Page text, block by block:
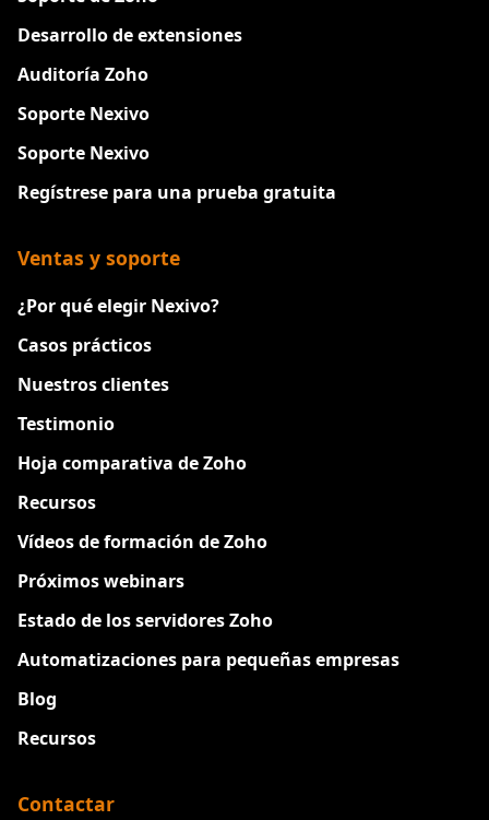
Desarrollo de extensiones
Auditoría Zoho
Soporte Nexivo
Soporte Nexivo
Regístrese para una prueba gratuita
Ventas y soporte
¿Por qué elegir Nexivo?
Casos prácticos
Nuestros clientes
Testimonio
Hoja comparativa de Zoho
Recursos
Vídeos de formación de Zoho
Próximos webinars
Estado de los servidores Zoho
Automatizaciones para pequeñas empresas
Blog
Recursos
Contactar